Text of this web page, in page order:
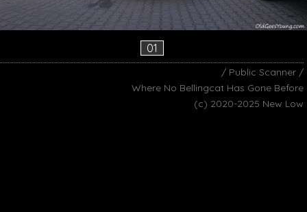
01
/ Public Scanner /
Where No Bellingcat Has Gone Before
(c) 2020-2025 New Low